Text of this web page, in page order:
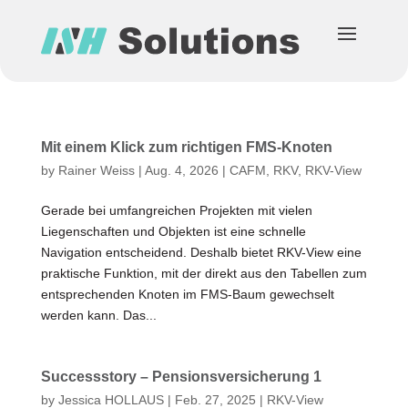
Mit einem Klick zum richtigen FMS-Knoten
by Rainer Weiss| Aug. 4, 2026 | CAFM RKV, RKV-View
Gerade bei umfangreichen Projekten mit vielen
Liegenschaften und Objekten ist eine schnelle
Navigation entscheidend. Deshalb bietet RKV-View eine
praktische Funktion, mit der direkt aus den Tabellen zum
entsprechenden Knoten im FMS-Baum gewechselt
werden kann. Das...
Successstory – Pensionsversicherung 1
by Jessica HOLLAUS| Feb. 27, 2025 | RKV-View